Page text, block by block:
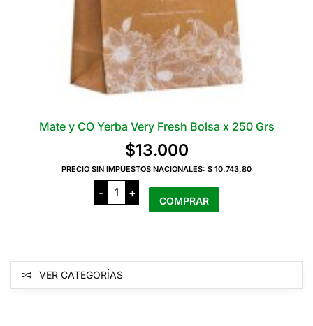
Mate y CO Yerba Very Fresh Bolsa x 250 Grs
$13.000
PRECIO SIN IMPUESTOS NACIONALES: $ 10.743,80
-
Mate
CO
x
250
Grs
cantidad
+
COMPRAR
VER CATEGORÍAS